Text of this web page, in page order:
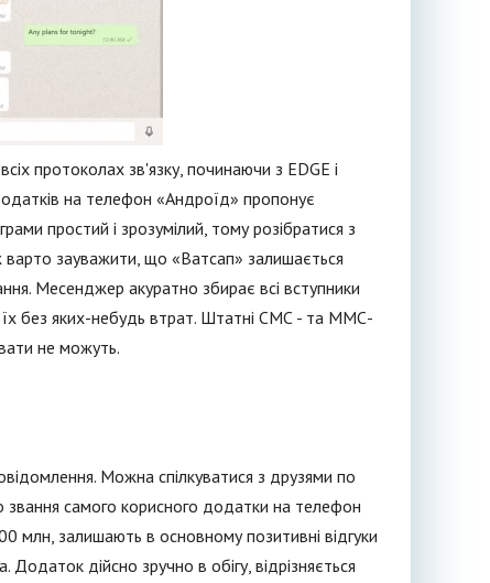
протоколах зв'язку, починаючи з EDGE і
на телефон «Андроїд» пропонує
простий і зрозумілий, тому розібратися з
варто зауважити, що «Ватсап» залишається
Месенджер акуратно збирає всі вступники
їх без яких-небудь втрат. Штатні СМС - та ММС-
не можуть.
Можна спілкуватися з друзями по
звання самого корисного додатки на телефон
млн, залишають в основному позитивні відгуки
дійсно зручно в обігу, відрізняється